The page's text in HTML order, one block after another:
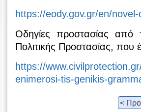
https://eody.gov.gr/en/
Οδηγίες προστασίας από
Πολιτικής Προστασίας, που
https://
enimerosi-tis-genikis-
<